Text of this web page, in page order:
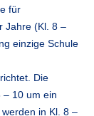
für
Jahre (Kl. 8 –
einzige Schule
Die
– 10 um ein
in Kl. 8 –